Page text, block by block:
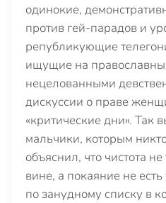
одинокие,
против гей-парадов и
републикующие
ищущие на
нецелованными
дискуссии о праве
«критические дни». Так
мальчики, которым
объяснил, что чистота
вине, а покаяние не
по занудному списку в